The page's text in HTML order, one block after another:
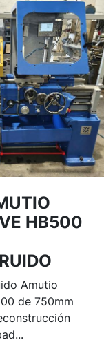
HB500
Amutio
de 750mm